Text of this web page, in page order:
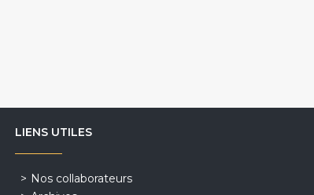
LIENS UTILES
Nos collaborateurs